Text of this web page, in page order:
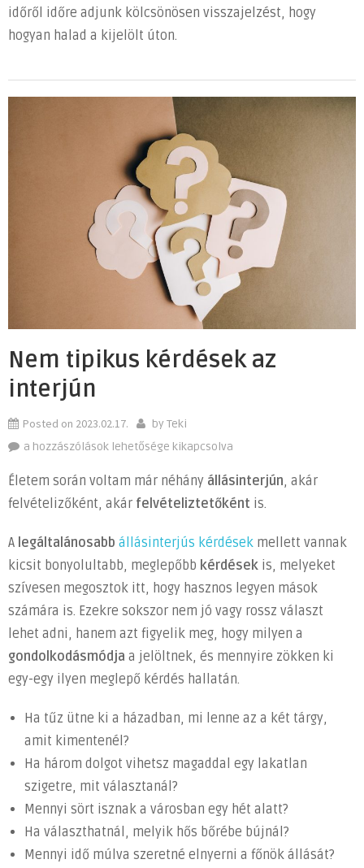
időről időre adjunk kölcsönösen visszajelzést, hogy
hogyan halad a kijelölt úton.
Nem tipikus kérdések az
interjún
Posted on 2023.02.17. byTeki
Nem
kérdések
az
bejegyzéshez
a hozzászólások lehetősége kikapcsolva
Életem során voltam már néhány állásinterjún, akár
felvételizőként, akár felvételiztetőként is.
A legáltalánosabb állásinterjús kérdések mellett vannak
kicsit bonyolultabb, meglepőbb kérdések is, melyeket
szívesen megosztok itt, hogy hasznos legyen mások
számára is. Ezekre sokszor nem jó vagy rossz választ
lehet adni, hanem azt figyelik meg, hogy milyen a
gondolkodásmódja a jelöltnek, és mennyire zökken ki
egy-egy ilyen meglepő kérdés hallatán.
Ha tűz ütne ki a házadban, mi lenne az a két tárgy,
amit kimentenél?
Ha három dolgot vihetsz magaddal egy lakatlan
szigetre, mit választanál?
Mennyi sört isznak a városban egy hét alatt?
Ha választhatnál, melyik hős bőrébe bújnál?
Mennyi idő múlva szeretné elnyerni a főnök állását?